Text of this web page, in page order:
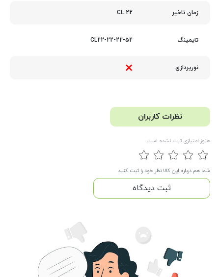
زمان تاخیر 22 CL
تایمینگ CL22-22-22-52
نورپردازی
نظرات کاربران
هنوز امتیازی ثبت نشده است
شما هم درباره این کالا نظر خود را ثبت کنید
ثبت دیدگاه